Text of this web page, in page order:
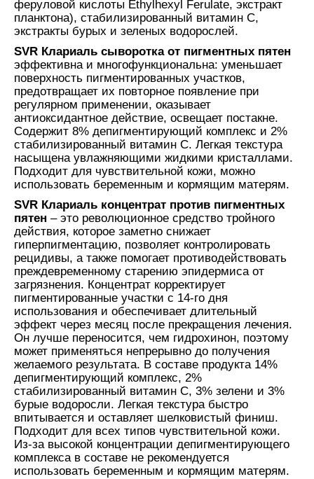
феруловой кислоты Ethylhexyl Ferulate, экстракт
планктона), стабилизированный витамин С,
экстракты бурых и зеленых водорослей.
SVR Клариаль сыворотка от пигментных пятен
эффективна и многофункциональна: уменьшает
поверхность пигментированных участков,
предотвращает их повторное появление при
регулярном применении, оказывает
антиоксидантное действие, освещает постакне.
Содержит 8% депигментирующий комплекс и 2%
стабилизированный витамин С. Легкая текстура
насыщена увлажняющими жидкими кристаллами.
Подходит для чувствительной кожи, можно
использовать беременным и кормящим матерям.
SVR Клариаль концентрат против пигментных
пятен – это революционное средство тройного
действия, которое заметно снижает
гиперпигментацию, позволяет контролировать
рецидивы, а также помогает противодействовать
преждевременному старению эпидермиса от
загрязнения. Концентрат корректирует
пигментированные участки с 14-го дня
использования и обеспечивает длительный
эффект через месяц после прекращения лечения.
Он лучше переносится, чем гидрохинон, поэтому
может применяться непрерывно до получения
желаемого результата. В составе продукта 14%
депигментирующий комплекс, 2%
стабилизированный витамин С, 3% зелени и 3%
бурые водоросли. Легкая текстура быстро
впитывается и оставляет шелковистый финиш.
Подходит для всех типов чувствительной кожи.
Из-за высокой концентрации депигментирующего
комплекса в составе не рекомендуется
использовать беременным и кормящим матерям.